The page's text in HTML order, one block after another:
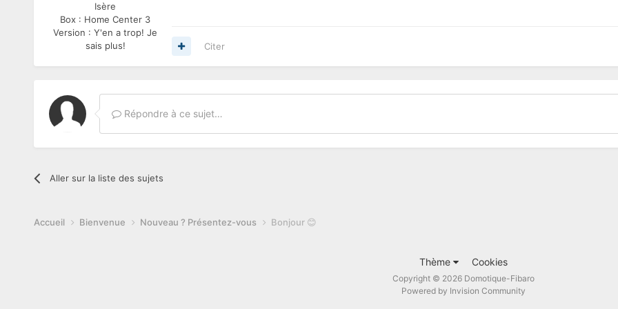
Isère
Box : Home Center 3
Version :Y'en a trop! Je
sais plus!
Citer
Répondre à ce sujet…
Aller sur la liste des sujets
Accueil Bienvenue Nouveau ? Présentez-vous Bonjour 😊
Thème Cookies
Copyright © 2026 Domotique-Fibaro
Powered by Invision Community